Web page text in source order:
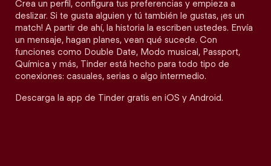
Crea un perfil, configura tus preferencias y empieza a
deslizar. Si te gusta alguien y tú también le gustas, ¡es un
match! A partir de ahí, la historia la escriben ustedes. Envía
un mensaje, hagan planes, vean qué sucede. Con
funciones como Double Date, Modo musical, Passport,
Química y más, Tinder está hecho para todo tipo de
conexiones: casuales, serias o algo intermedio.
Descarga la app de Tinder gratis en iOS y Android.